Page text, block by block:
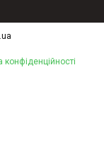
конфіденційності